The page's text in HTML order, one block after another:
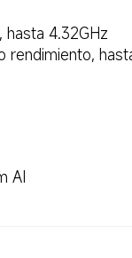
hasta 4.32GHz
rendimiento,
AI